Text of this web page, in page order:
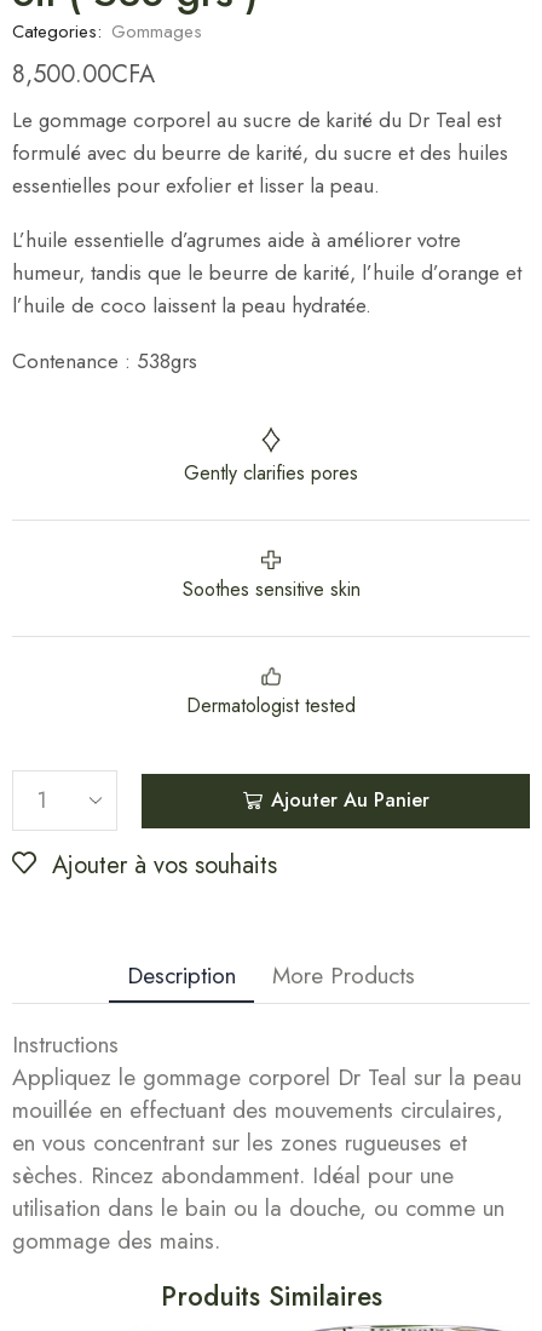
Categories: Gommages
8,500.00CFA
Le gommage corporel au sucre de karité du Dr Teal est
formulé avec du beurre de karité, du sucre et des huiles
essentielles pour exfolier et lisser la peau.
L’huile essentielle d’agrumes aide à améliorer votre
humeur, tandis que le beurre de karité, l’huile d’orange et
l’huile de coco laissent la peau hydratée.
Contenance : 538grs
Gently clarifies pores
Soothes sensitive skin
Dermatologist tested
Ajouter Au Panier
Ajouter à vos souhaits
Description More Products
Instructions
Appliquez le gommage corporel Dr Teal sur la peau
mouillée en effectuant des mouvements circulaires,
en vous concentrant sur les zones rugueuses et
sèches. Rincez abondamment. Idéal pour une
utilisation dans le bain ou la douche, ou comme un
gommage des mains.
Produits Similaires